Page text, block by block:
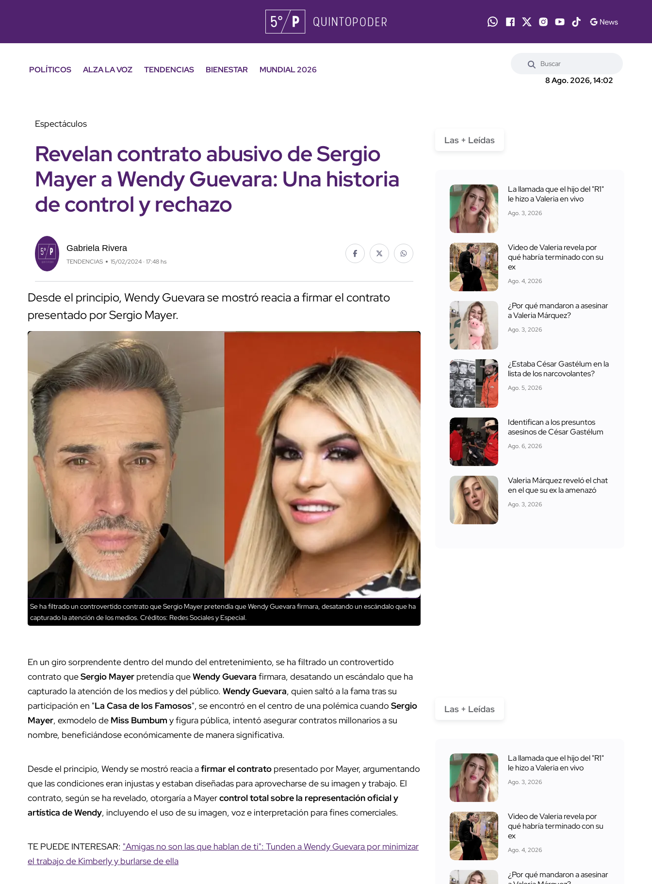
POLÍTICOS ALZA LA VOZ TENDENCIAS BIENESTAR
MUNDIAL 2026
8 Ago. 2026, 14:02
Espectáculos
Revelan contrato abusivo de Sergio
Mayer a Wendy Guevara: Una historia
de control y rechazo
Gabriela Rivera
TENDENCIAS 15/02/2024 · 17:48 hs
Desde el principio, Wendy Guevara se mostró reacia a firmar el contrato
presentado por Sergio Mayer.
Se ha filtrado un controvertido contrato que Sergio Mayer pretendía que Wendy Guevara firmara, desatando un escándalo que ha
capturado la atención de los medios. Créditos: Redes Sociales y Especial.
En un giro sorprendente dentro del mundo del entretenimiento, se ha filtrado un controvertido
contrato queSergio Mayer pretendía queWendy Guevara firmara, desatando un escándalo que ha
capturado la atención de los medios y del público. Wendy Guevara, quien saltó a la fama tras su
participación en "La Casa de los Famosos", se encontró en el centro de una polémica cuando Sergio
Mayer, exmodelo de Miss Bumbum y figura pública, intentó asegurar contratos millonarios a su
nombre, beneficiándose económicamente de manera significativa.
Desde el principio, Wendy se mostró reacia afirmar el contrato presentado por Mayer, argumentando
que las condiciones eran injustas y estaban diseñadas para aprovecharse de su imagen y trabajo. El
contrato, según se ha revelado, otorgaría a Mayercontrol total sobre la representación oficial y
artística de Wendy, incluyendo el uso de su imagen, voz e interpretación para fines comerciales.
TE PUEDE INTERESAR: "Amigas no son las que hablan de ti": Tunden a Wendy Guevara por minimizar
el trabajo de Kimberly y burlarse de ella
Las + Leídas
La llamada que el hijo del "R1"
le hizo a Valeria en vivo
Ago. 3, 2026
Video de Valeria revela por
qué habría terminado con su
ex
Ago. 4, 2026
¿Por qué mandaron a asesinar
a Valeria Márquez?
Ago. 3, 2026
¿Estaba César Gastélum en la
lista de los narcovolantes?
Ago. 5, 2026
Identifican a los presuntos
asesinos de César Gastélum
Ago. 6, 2026
Valeria Márquez reveló el chat
en el que su ex la amenazó
Ago. 3, 2026
Las + Leídas
La llamada que el hijo del "R1"
le hizo a Valeria en vivo
Ago. 3, 2026
Video de Valeria revela por
qué habría terminado con su
ex
Ago. 4, 2026
¿Por qué mandaron a asesinar